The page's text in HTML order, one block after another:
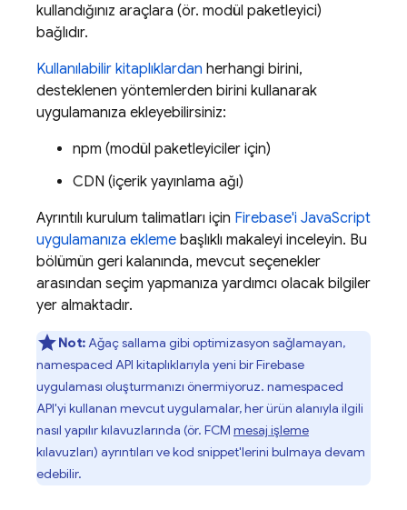
kullandığınız araçlara (ör. modül paketleyici)
bağlıdır.
Kullanılabilir kitaplıklardan herhangi birini,
desteklenen yöntemlerden birini kullanarak
uygulamanıza ekleyebilirsiniz:
npm (modül paketleyiciler için)
CDN (içerik yayınlama ağı)
Ayrıntılı kurulum talimatları için Firebase'i JavaScript
uygulamanıza ekleme başlıklı makaleyi inceleyin. Bu
bölümün geri kalanında, mevcut seçenekler
arasından seçim yapmanıza yardımcı olacak bilgiler
yer almaktadır.
Not:Ağaç sallama gibi optimizasyon sağlamayan,
namespaced API kitaplıklarıyla yeni bir Firebase
uygulaması oluşturmanızı önermiyoruz. namespaced
API'yi kullanan mevcut uygulamalar, her ürün alanıyla ilgili
nasıl yapılır kılavuzlarında (ör. FCM mesaj işleme
kılavuzları) ayrıntıları ve kod snippet'lerini bulmaya devam
edebilir.